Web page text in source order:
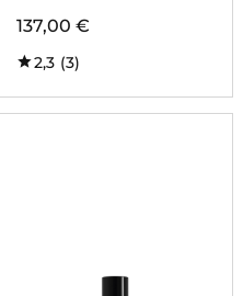
137,00 €
2,3 (3)